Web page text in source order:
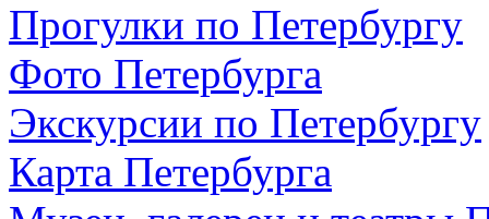
Прогулки по Петербургу
Фото Петербурга
Экскурсии по Петербургу
Карта Петербурга